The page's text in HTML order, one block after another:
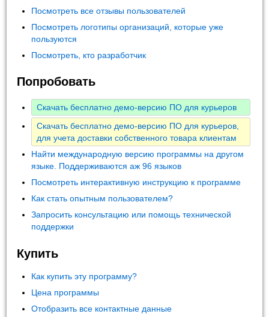
Посмотреть все отзывы пользователей
Посмотреть логотипы организаций, которые уже
пользуются
Посмотреть, кто разработчик
Попробовать
Скачать бесплатно демо-версию ПО для курьеров
Скачать бесплатно демо-версию ПО для курьеров,
для учета доставки собственного товара клиентам
Найти международную версию программы на другом
языке. Поддерживаются аж 96 языков
Посмотреть интерактивную инструкцию к программе
Как стать опытным пользователем?
Запросить консультацию или помощь технической
поддержки
Купить
Как купить эту программу?
Цена программы
Отобразить все контактные данные